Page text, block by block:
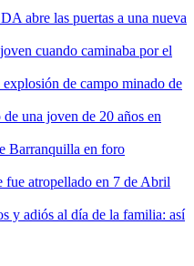
abre las puertas a una nueva
cuando caminaba por el
de campo minado de
una joven de 20 años en
Barranquilla en foro
atropellado en 7 de Abril
y adiós al día de la familia: así